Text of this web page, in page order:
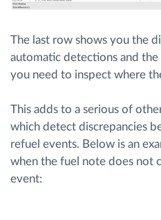
The last row shows you the
automatic detections and the
you need to inspect where
This adds to a serious of
which detect discrepancies
refuel events. Below is an
when the fuel note does not
event: